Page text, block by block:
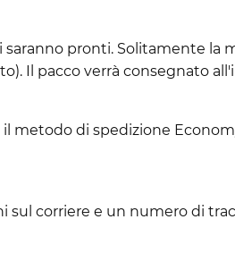
pronti. Solitamente la
Il pacco verrà consegnato
metodo di spedizione
sul corriere e un numero di